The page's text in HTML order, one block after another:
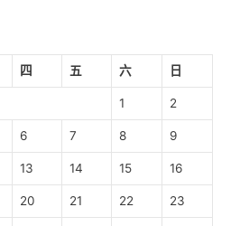
四 五 六 日
1 2
6 7 8 9
13 14 15 16
20 21 22 23